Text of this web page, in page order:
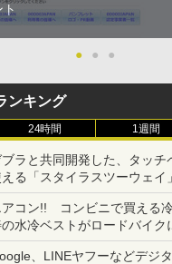
● ● ●
ンキング
24時間 1週間
ラと共同開発した、タッチ
る「スタイラスツーウェ
に書き込める
アコン!! コンビニで買える
水冷ベストがロードバイク
！その14】【空いた時間
、LINEヤフーなどデジ